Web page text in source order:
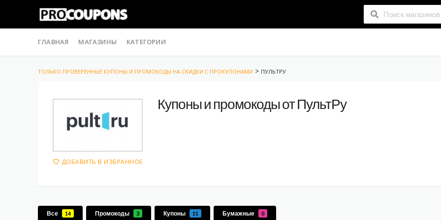
to
ГЛАВНАЯ МАГАЗИНЫ КАТЕГОРИИ
ТОЛЬКО ПРОВЕРЕННЫЕ КУПОНЫ И ПРОМОКОДЫ НА СКИДКИ С ПРОКУПОНАМИ > ПУЛЬТРУ
ДОБАВИТЬ В ИЗБРАННОЕ
Купоны и промокоды от ПультРу
Все 14 Промокоды 3 Купоны 11 Бумажные 0